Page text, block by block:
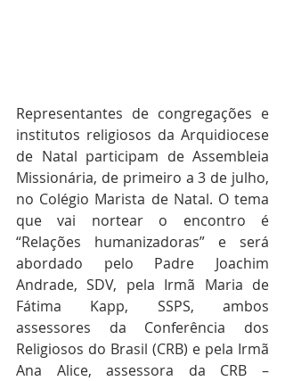
Representantes de congregações e
institutos religiosos da Arquidiocese
de Natal participam de Assembleia
Missionária, de primeiro a 3 de julho,
no Colégio Marista de Natal. O tema
que vai nortear o encontro é
“Relações humanizadoras” e será
abordado pelo Padre Joachim
Andrade, SDV, pela Irmã Maria de
Fátima Kapp, SSPS, ambos
assessores da Conferência dos
Religiosos do Brasil (CRB) e pela Irmã
Ana Alice, assessora da CRB –